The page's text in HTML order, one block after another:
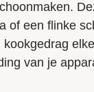
of een flinke
van je